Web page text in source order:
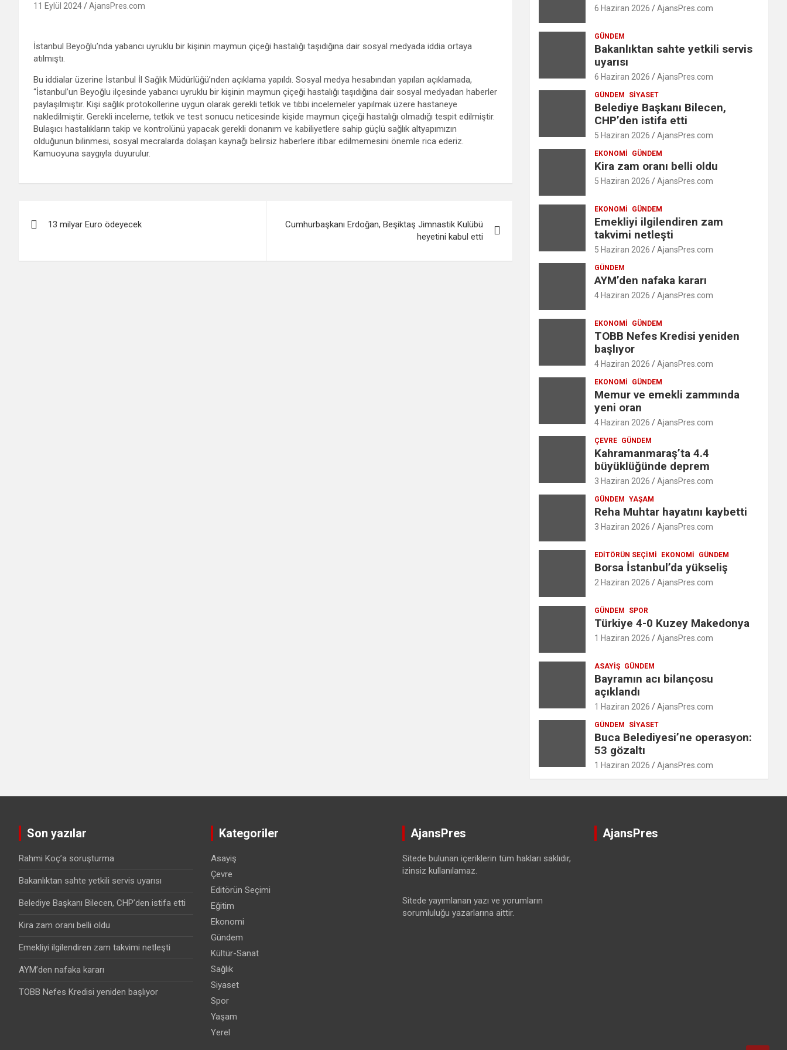
11 Eylül 2024 AjansPres.com
İstanbul Beyoğlu’nda yabancı uyruklu bir kişinin maymun çiçeği hastalığı taşıdığına dair sosyal medyada iddia ortaya
atılmıştı.
Bu iddialar üzerine İstanbul İl Sağlık Müdürlüğü’nden açıklama yapıldı. Sosyal medya hesabından yapılan açıklamada,
“İstanbul’un Beyoğlu ilçesinde yabancı uyruklu bir kişinin maymun çiçeği hastalığı taşıdığına dair sosyal medyadan haberler
paylaşılmıştır. Kişi sağlık protokollerine uygun olarak gerekli tetkik ve tıbbi incelemeler yapılmak üzere hastaneye
nakledilmiştir. Gerekli inceleme, tetkik ve test sonucu neticesinde kişide maymun çiçeği hastalığı olmadığı tespit edilmiştir.
Bulaşıcı hastalıkların takip ve kontrolünü yapacak gerekli donanım ve kabiliyetlere sahip güçlü sağlık altyapımızın
olduğunun bilinmesi, sosyal mecralarda dolaşan kaynağı belirsiz haberlere itibar edilmemesini önemle rica ederiz.
Kamuoyuna saygıyla duyurulur.
gezinmesi
13 milyar Euro ödeyecek
Cumhurbaşkanı Erdoğan, Beşiktaş Jimnastik Kulübü
heyetini kabul etti
6 Haziran 2026 AjansPres.com
GÜNDEM
Bakanlıktan sahte yetkili servis
uyarısı
6 Haziran 2026 AjansPres.com
GÜNDEM SIYASET
Belediye Başkanı Bilecen,
CHP’den istifa etti
5 Haziran 2026 AjansPres.com
EKONOMI GÜNDEM
Kira zam oranı belli oldu
5 Haziran 2026 AjansPres.com
EKONOMI GÜNDEM
Emekliyi ilgilendiren zam
takvimi netleşti
5 Haziran 2026 AjansPres.com
GÜNDEM
AYM’den nafaka kararı
4 Haziran 2026 AjansPres.com
EKONOMI GÜNDEM
TOBB Nefes Kredisi yeniden
başlıyor
4 Haziran 2026 AjansPres.com
EKONOMI GÜNDEM
Memur ve emekli zammında
yeni oran
4 Haziran 2026 AjansPres.com
ÇEVRE GÜNDEM
Kahramanmaraş’ta 4.4
büyüklüğünde deprem
3 Haziran 2026 AjansPres.com
GÜNDEM YAŞAM
Reha Muhtar hayatını kaybetti
3 Haziran 2026 AjansPres.com
EDITÖRÜN SEÇIMI EKONOMI GÜNDEM
Borsa İstanbul’da yükseliş
2 Haziran 2026 AjansPres.com
GÜNDEM SPOR
Türkiye 4-0 Kuzey Makedonya
1 Haziran 2026 AjansPres.com
ASAYIŞ GÜNDEM
Bayramın acı bilançosu
açıklandı
1 Haziran 2026 AjansPres.com
GÜNDEM SIYASET
Buca Belediyesi’ne operasyon:
53 gözaltı
1 Haziran 2026 AjansPres.com
Son yazılar
Rahmi Koç’a soruşturma
Bakanlıktan sahte yetkili servis uyarısı
Belediye Başkanı Bilecen, CHP’den istifa etti
Kira zam oranı belli oldu
Emekliyi ilgilendiren zam takvimi netleşti
AYM’den nafaka kararı
TOBB Nefes Kredisi yeniden başlıyor
Kategoriler
Asayiş
Çevre
Editörün Seçimi
Eğitim
Ekonomi
Gündem
Kültür-Sanat
Sağlık
Siyaset
Spor
Yaşam
Yerel
AjansPres
Sitede bulunan içeriklerin tüm hakları saklıdır,
izinsiz kullanılamaz.
Sitede yayımlanan yazı ve yorumların
sorumluluğu yazarlarına aittir.
AjansPres